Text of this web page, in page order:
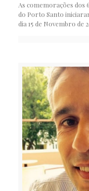
As comemorações dos
do Porto Santo
dia 15 de Novembro de